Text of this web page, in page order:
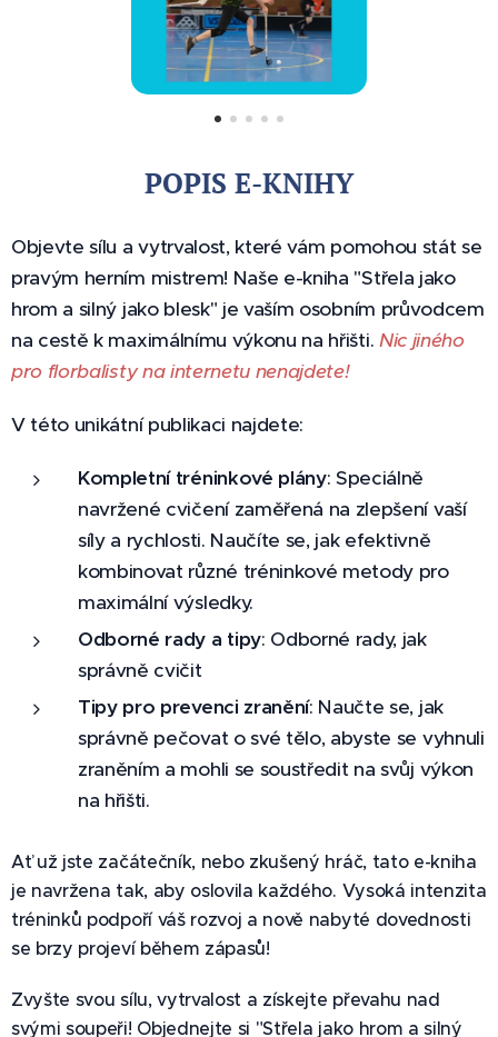
POPIS E-KNIHY
Objevte sílu a vytrvalost, které vám pomohou stát se
pravým herním mistrem! Naše e-kniha "Střela jako
hrom a silný jako blesk" je vaším osobním průvodcem
na cestě k maximálnímu výkonu na hřišti. Nic jiného
pro florbalisty na internetu nenajdete!
V této unikátní publikaci najdete:
Kompletní tréninkové plány: Speciálně
navržené cvičení zaměřená na zlepšení vaší
síly a rychlosti. Naučíte se, jak efektivně
kombinovat různé tréninkové metody pro
maximální výsledky.
Odborné rady a tipy: Odborné rady, jak
správně cvičit
Tipy pro prevenci zranění: Naučte se, jak
správně pečovat o své tělo, abyste se vyhnuli
zraněním a mohli se soustředit na svůj výkon
na hřišti.
Ať už jste začátečník, nebo zkušený hráč, tato e-kniha
je navržena tak, aby oslovila každého. Vysoká intenzita
tréninků podpoří váš rozvoj a nově nabyté dovednosti
se brzy projeví během zápasů!
Zvyšte svou sílu, vytrvalost a získejte převahu nad
svými soupeři! Objednejte si "Střela jako hrom a silný